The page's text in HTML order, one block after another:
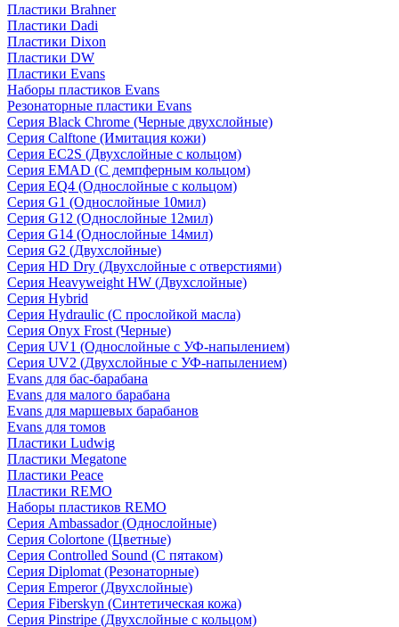
Пластики Brahner
Пластики Dadi
Пластики Dixon
Пластики DW
Пластики Evans
Наборы пластиков Evans
Резонаторные пластики Evans
Серия Black Chrome (Черные двухслойные)
Серия Calftone (Имитация кожи)
Серия EC2S (Двухслойные с кольцом)
Серия EMAD (С демпферным кольцом)
Серия EQ4 (Однослойные с кольцом)
Серия G1 (Однослойные 10мил)
Серия G12 (Однослойные 12мил)
Серия G14 (Однослойные 14мил)
Серия G2 (Двухслойные)
Серия HD Dry (Двухслойные с отверстиями)
Серия Heavyweight HW (Двухслойные)
Серия Hybrid
Серия Hydraulic (С прослойкой масла)
Серия Onyx Frost (Черные)
Серия UV1 (Однослойные с УФ-напылением)
Серия UV2 (Двухслойные с УФ-напылением)
Evans для бас-барабана
Evans для малого барабана
Evans для маршевых барабанов
Evans для томов
Пластики Ludwig
Пластики Megatone
Пластики Peace
Пластики REMO
Наборы пластиков REMO
Серия Ambassador (Однослойные)
Серия Colortone (Цветные)
Серия Controlled Sound (С пятаком)
Серия Diplomat (Резонаторные)
Серия Emperor (Двухслойные)
Серия Fiberskyn (Синтетическая кожа)
Серия Pinstripe (Двухслойные с кольцом)